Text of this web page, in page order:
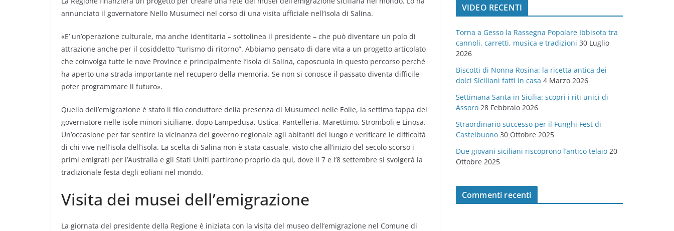
annunciato il governatore Nello Musumeci nel corso di una visita ufficiale nell’isola di Salina.
«E’ un’operazione culturale, ma anche identitaria – sottolinea il presidente – che può diventare un polo di
attrazione anche per il cosiddetto “turismo di ritorno”. Abbiamo pensato di dare vita a un progetto articolato
che coinvolga tutte le nove Province e principalmente l’isola di Salina, caposcuola in questo percorso perché
ha aperto una strada importante nel recupero della memoria. Se non si conosce il passato diventa difficile
poter programmare il futuro».
Quello dell’emigrazione è stato il filo conduttore della presenza di Musumeci nelle Eolie, la settima tappa del
governatore nelle isole minori siciliane, dopo Lampedusa, Ustica, Pantelleria, Marettimo, Stromboli e Linosa.
Un’occasione per far sentire la vicinanza del governo regionale agli abitanti del luogo e verificare le difficoltà
di chi vive nell’isola dell’isola. La scelta di Salina non è stata casuale, visto che all’inizio del secolo scorso i
primi emigrati per l’Australia e gli Stati Uniti partirono proprio da qui, dove il 7 e l’8 settembre si svolgerà la
tradizionale festa degli eoliani nel mondo.
Visita dei musei dell’emigrazione
La giornata del presidente della Regione è iniziata con la visita del museo dell’emigrazione nel Comune di
o
r
e
VIDEO RECENTI
Torna a Gesso la Rassegna Popolare Ibbisota tra
cannoli, carretti, musica e tradizioni 30 Luglio
2026
Biscotti di Nonna Rosina: la ricetta antica dei
dolci Siciliani fatti in casa 4 Marzo 2026
Settimana Santa in Sicilia: scopri i riti unici di
Assoro 28 Febbraio 2026
Straordinario successo per il Funghi Fest di
Castelbuono 30 Ottobre 2025
Due giovani siciliani riscoprono l’antico telaio 20
Ottobre 2025
Commenti recenti